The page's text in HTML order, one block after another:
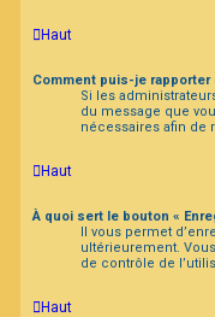
Haut
Comment puis-je
Si les
du message que
nécessaires afin de
Haut
À quoi sert le bouton «
Il vous permet
ultérieurement.
de contrôle de
Haut